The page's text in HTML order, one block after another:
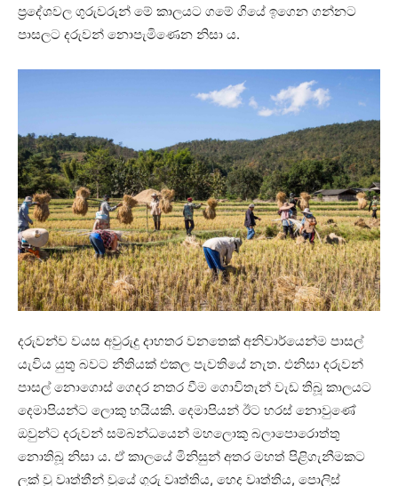
ප්‍රදේශවල ගුරුවරුන් මේ කාලයට ගමේ ගියේ ඉගෙන ගන්නට
පාසලට දරුවන් නොපැමිණෙන නිසා ය.
දරුවන්ව වයස අවුරුදු දාහතර වනතෙක් අනිවාර්යෙන්ම පාසල්
යැවිය යුතු බවට නීතියක් එකල පැවතියේ නැත. එනිසා දරුවන්
පාසල් නොගොස් ගෙදර නතර වීම ගොවිතැන් වැඩ තිබූ කාලයට
දෙමාපියන්ට ලොකු හයියකි. දෙමාපියන් ඊට හරස් නොවුණේ
ඔවුන්ට දරුවන් සම්බන්ධයෙන් මහලොකු බලාපොරොත්තු
නොතිබූ නිසා ය. ඒ කාලයේ මිනිසුන් අතර මහත් පිළිගැනීමකට
ලක් වූ වෘත්තීන් වූයේ ගුරු වෘත්තිය, හෙද වෘත්තිය, පොලිස්